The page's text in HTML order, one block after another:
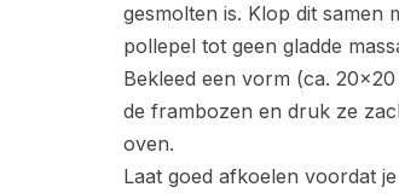
gesmolten is. Klop dit samen
pollepel tot geen gladde
Bekleed een vorm (ca.
de frambozen en druk ze
oven.
Laat goed afkoelen voordat